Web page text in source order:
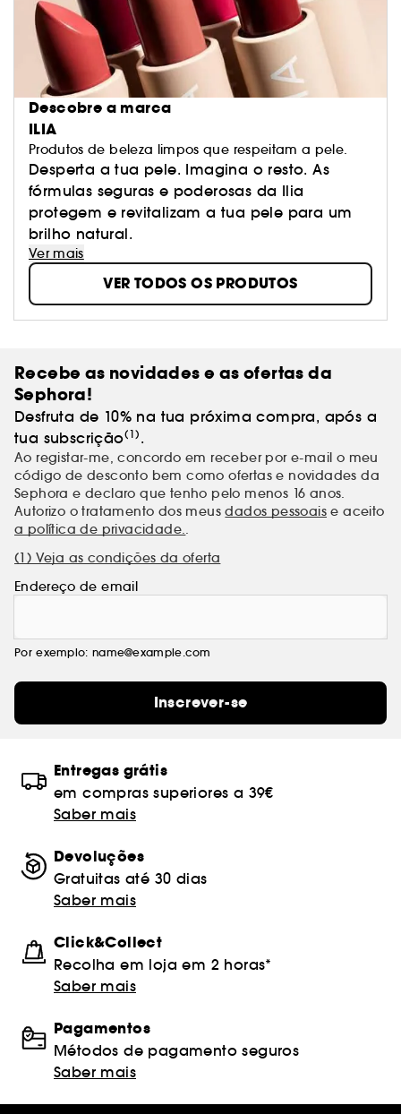
Descobre a marca
ILIA
Produtos de beleza limpos que respeitam a pele.
Desperta a tua pele. Imagina o resto. As
fórmulas seguras e poderosas da Ilia
protegem e revitalizam a tua pele para um
brilho natural.
Ver mais
VER TODOS OS PRODUTOS
Recebe as novidades e as ofertas da
Sephora!
Desfruta de 10% na tua próxima compra, após a
tua subscrição(1) .
Ao registar-me, concordo em receber por e-mail o meu
código de desconto bem como ofertas e novidades da
Sephora e declaro que tenho pelo menos 16 anos.
Autorizo o tratamento dos meusdados pessoais e aceito
a política de privacidade..
(1) Veja as condições da oferta
Endereço de email
Por exemplo: name@example.com
Inscrever-se
Entregas grátis
em compras superiores a 39€
Saber mais
Devoluções
Gratuitas até 30 dias
Saber mais
Click&Collect
Recolha em loja em 2 horas*
Saber mais
Pagamentos
Métodos de pagamento seguros
Saber mais